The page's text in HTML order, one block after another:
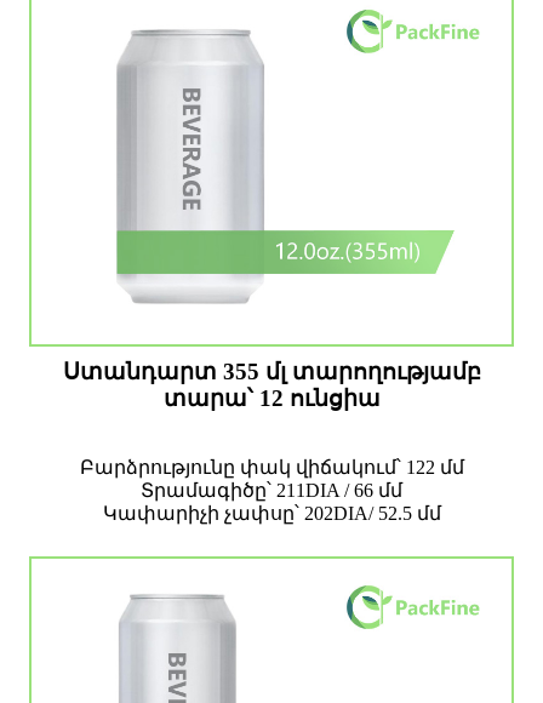
Ստանդարտ 355 մլ տարողությամբ
տարա՝ 12 ունցիա
Բարձրությունը փակ վիճակում՝ 122 մմ
Տրամագիծը՝ 211DIA / 66 մմ
Կափարիչի չափսը՝ 202DIA/ 52.5 մմ